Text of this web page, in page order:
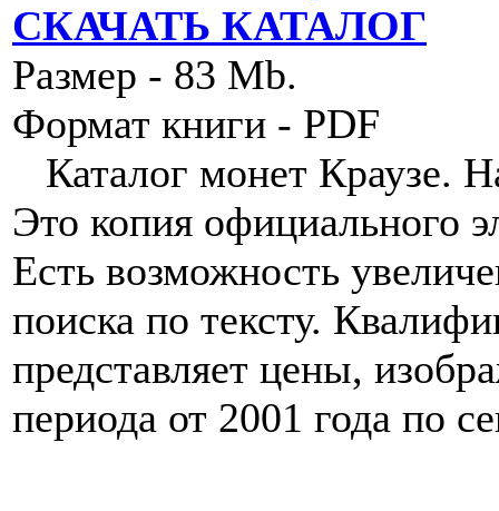
СКАЧАТЬ КАТАЛОГ
Размер - 83 Mb.
Формат книги - PDF
Каталог монет Краузе.
Это копия официального
Есть возможность
поиска по тексту.
представляет цены,
периода от 2001 года по